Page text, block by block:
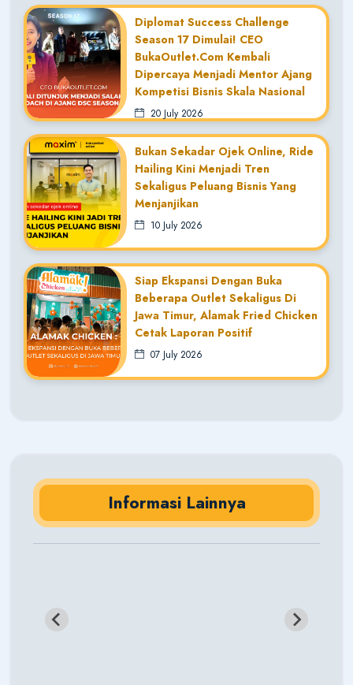
Diplomat Success Challenge
Season 17 Dimulai! CEO
BukaOutlet.com Kembali
Dipercaya Menjadi Mentor Ajang
Kompetisi Bisnis Skala Nasional
20 July 2026
Bukan Sekadar Ojek Online, Ride
Hailing Kini Menjadi Tren
Sekaligus Peluang Bisnis Yang
Menjanjikan
10 July 2026
Siap Ekspansi Dengan Buka
Beberapa Outlet Sekaligus Di
Jawa Timur, Alamak Fried Chicken
Cetak Laporan Positif
07 July 2026
Informasi Lainnya